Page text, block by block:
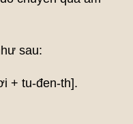
sau:
+ tu-đen-th].